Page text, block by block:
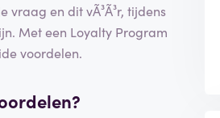
vraag en dit vÃ³Ã³r, tijdens
Met een Loyalty Program
voordelen.